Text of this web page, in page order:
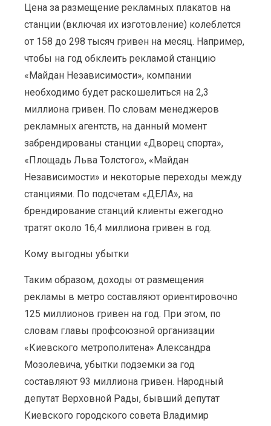
Цена за размещение рекламных плакатов на
станции (включая их изготовление) колеблется
от 158 до 298 тысяч гривен на месяц. Например,
чтобы на год обклеить рекламой станцию
«Майдан Независимости», компании
необходимо будет раскошелиться на 2,3
миллиона гривен. По словам менеджеров
рекламных агентств, на данный момент
забрендированы станции «Дворец спорта»,
«Площадь Льва Толстого», «Майдан
Независимости» и некоторые переходы между
станциями. По подсчетам «ДЕЛА», на
брендирование станций клиенты ежегодно
тратят около 16,4 миллиона гривен в год.
Кому выгодны убытки
Таким образом, доходы от размещения
рекламы в метро составляют ориентировочно
125 миллионов гривен на год. При этом, по
словам главы профсоюзной организации
«Киевского метрополитена» Александра
Мозолевича, убытки подземки за год
составляют 93 миллиона гривен. Народный
депутат Верховной Рады, бывший депутат
Киевского городского совета Владимир